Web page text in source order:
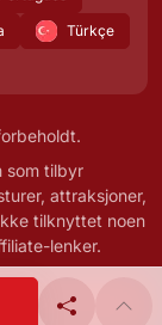
Türkçe
som tilbyr
attraksjoner,
tilknyttet noen
lenker.